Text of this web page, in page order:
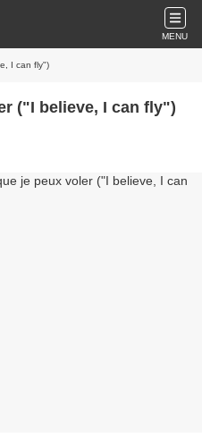
MENU
I can fly")
("I believe, I can fly")